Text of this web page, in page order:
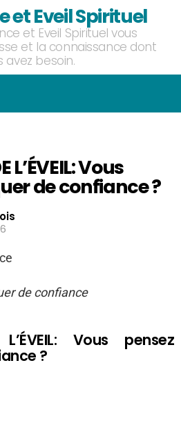
et Eveil Spirituel
et Eveil Spirituel vous
et la connaissance dont
avez besoin.
L’ÉVEIL: Vous
de confiance ?
de confiance
L’ÉVEIL: Vous pensez
?